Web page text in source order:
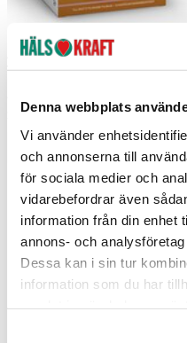
Denna webbplats
Vi använder
och annonserna till
för sociala medier och
vidarebefordrar även
information från din enhet
annons- och
Dessa kan i sin tur
information som du har
AktivSvea Rehydrate Balance 12
tabletter
225 kr